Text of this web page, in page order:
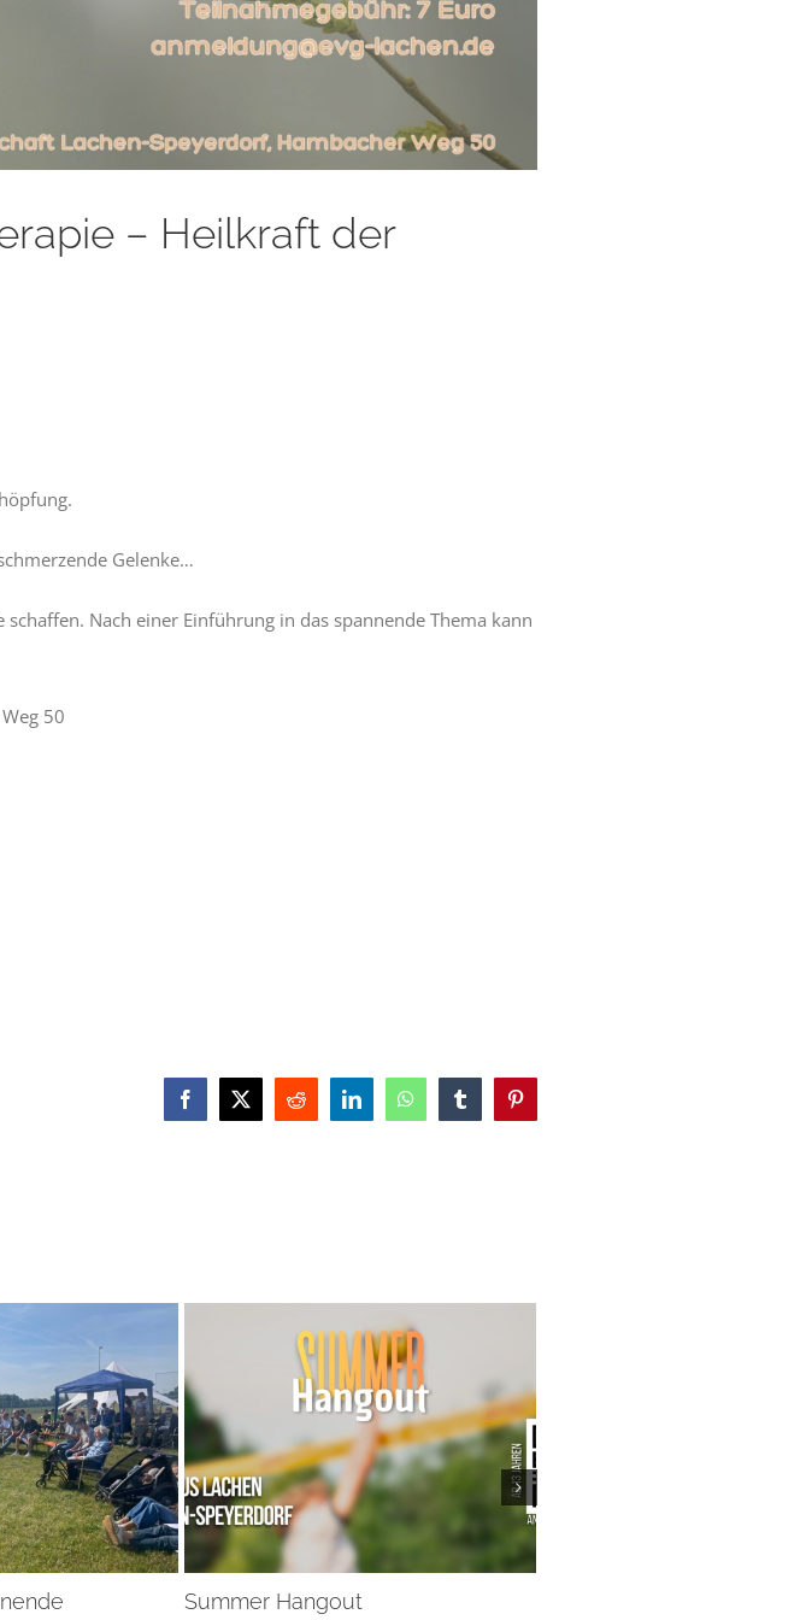
– Heilkraft der
Gelenke…
Nach einer Einführung in das spannende Thema kann
50
Facebook
X Reddit LinkedInWhatsAppTumblrPinterest
Summer Hangout